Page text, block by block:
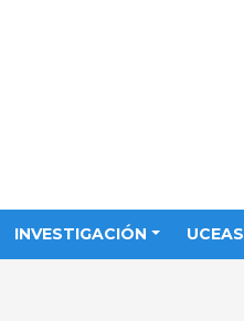
INVESTIGACIÓN UCEAS